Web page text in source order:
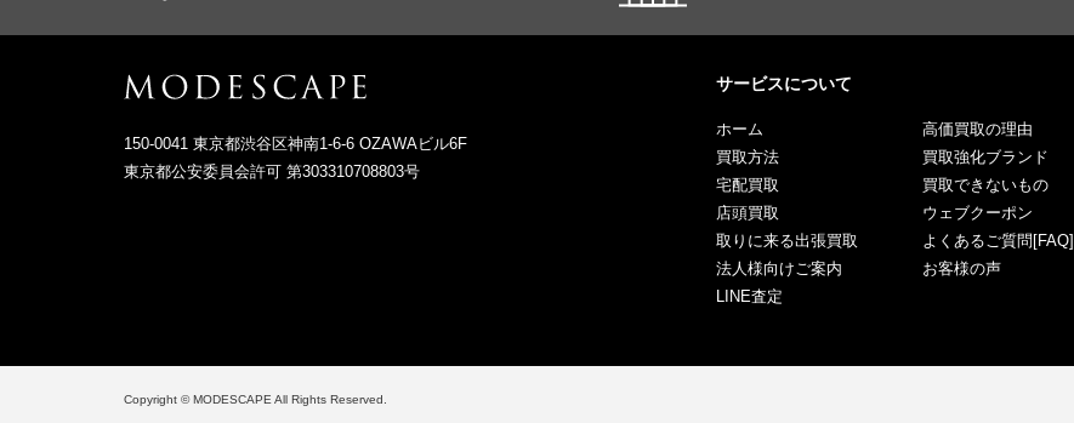
150-0041 東京都渋谷区神南1-6-6 OZAWAビル6F
東京都公安委員会許可 第303310708803号
サービスについて
ホーム
買取方法
宅配買取
店頭買取
取りに来る出張買取
法人様向けご案内
LINE査定
高価買取の理由
買取強化ブランド
買取できないもの
ウェブクーポン
よくあるご質問[FAQ]
お客様の声
Copyright © MODESCAPE All Rights Reserved.